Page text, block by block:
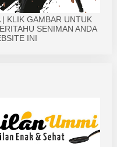
| KLIK GAMBAR UNTUK
SENIMAN ANDA
INI